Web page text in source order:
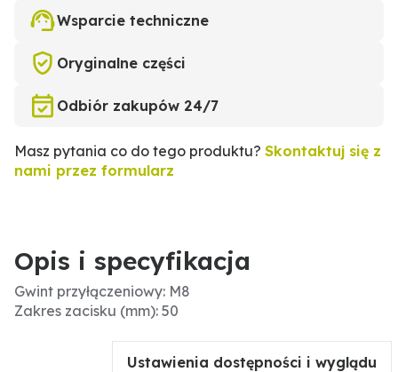
Wsparcie techniczne
Oryginalne części
Odbiór zakupów 24/7
Masz pytania co do tego produktu? Skontaktuj się z
nami przez formularz
Opis i specyfikacja
Gwint przyłączeniowy: M8
Zakres zacisku (mm): 50
Ustawienia dostępności i wyglądu